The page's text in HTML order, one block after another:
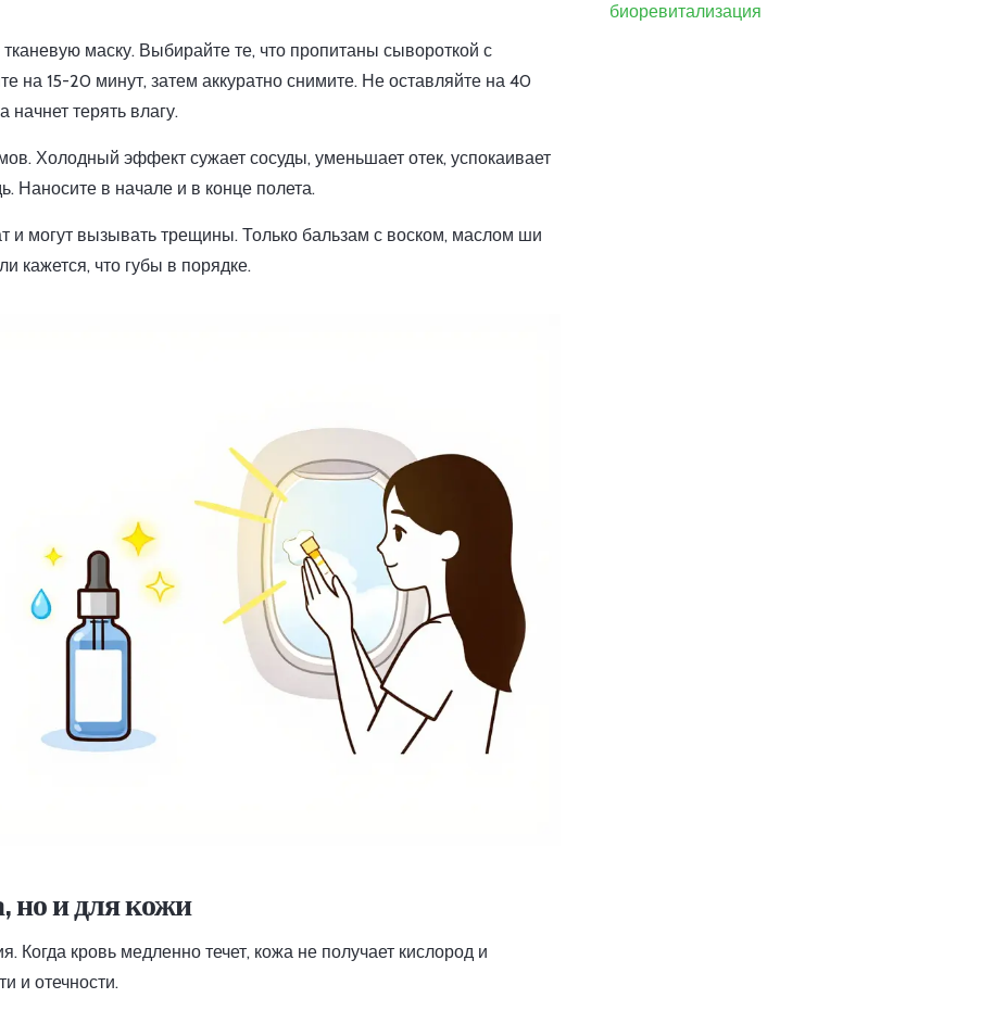
маску. Выбирайте те, что пропитаны сывороткой с
на 15-20 минут, затем аккуратно снимите. Не оставляйте на 40
терять влагу.
Холодный эффект сужает сосуды, уменьшает отек, успокаивает
Наносите в начале и в конце полета.
и могут вызывать трещины. Только бальзам с воском, маслом ши
кажется, что губы в порядке.
но и для кожи
Когда кровь медленно течет, кожа не получает кислород и
и отечности.
биоревитализация